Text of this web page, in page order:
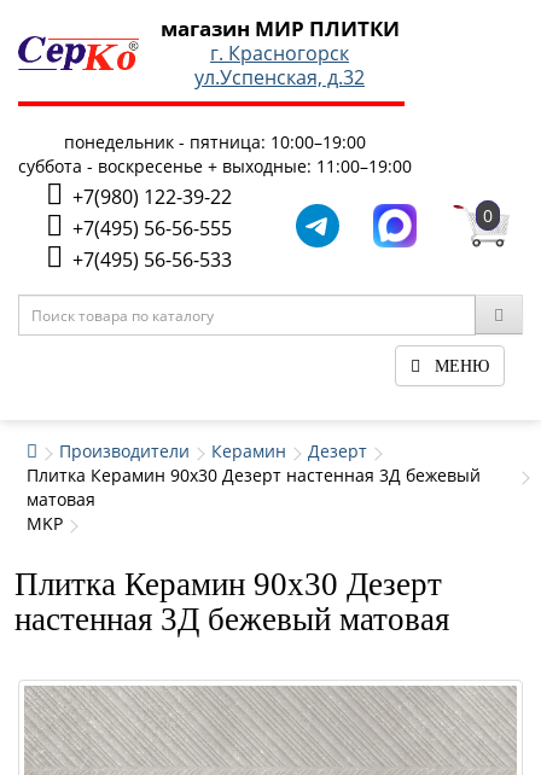
магазин МИР ПЛИТКИ
г. Красногорск
ул.Успенская, д.32
понедельник - пятница: 10:00–19:00
суббота - воскресенье + выходные: 11:00–19:00
+7(980) 122-39-22
+7(495) 56-56-555
+7(495) 56-56-533
0
МЕНЮ
Производители Керамин
Дезерт
Плитка Керамин 90x30 Дезерт настенная 3Д бежевый
матовая
MKP
Плитка Керамин 90x30 Дезерт
настенная 3Д бежевый матовая